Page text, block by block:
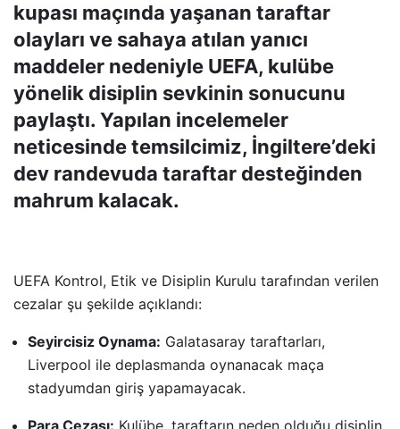
kupası maçında yaşanan taraftar
olayları ve sahaya atılan yanıcı
maddeler nedeniyle UEFA, kulübe
yönelik disiplin sevkinin sonucunu
paylaştı. Yapılan incelemeler
neticesinde temsilcimiz, İngiltere’deki
dev randevuda taraftar desteğinden
mahrum kalacak.
UEFA Kontrol, Etik ve Disiplin Kurulu tarafından verilen
cezalar şu şekilde açıklandı:
Seyircisiz Oynama: Galatasaray taraftarları,
Liverpool ile deplasmanda oynanacak maça
stadyumdan giriş yapamayacak.